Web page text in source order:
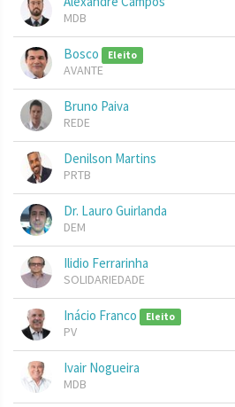
MDB
Bosco Eleito
AVANTE
Bruno Paiva
REDE
Denilson Martins
PRTB
Dr. Lauro Guirlanda
DEM
Ilidio Ferrarinha
SOLIDARIEDADE
Inácio Franco Eleito
PV
Ivair Nogueira
MDB